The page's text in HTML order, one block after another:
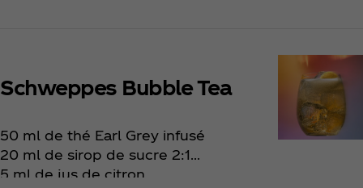
Schweppes Bubble Tea
50 ml de thé Earl Grey infusé
20 ml de sirop de sucre 2:1
5 ml de jus de citron